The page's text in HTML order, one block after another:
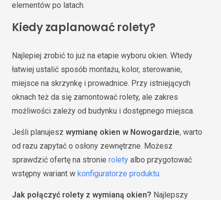
elementów po latach.
Kiedy zaplanować rolety?
Najlepiej zrobić to już na etapie wyboru okien. Wtedy
łatwiej ustalić sposób montażu, kolor, sterowanie,
miejsce na skrzynkę i prowadnice. Przy istniejących
oknach też da się zamontować rolety, ale zakres
możliwości zależy od budynku i dostępnego miejsca.
Jeśli planujesz wymianę okien w Nowogardzie, warto
od razu zapytać o osłony zewnętrzne. Możesz
sprawdzić ofertę na stronie rolety albo przygotować
wstępny wariant w konfiguratorze produktu.
Jak połączyć rolety z wymianą okien? Najlepszy